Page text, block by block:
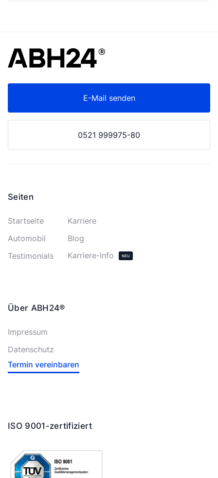
E-Mail senden
0521 999975-80
Seiten
Startseite
Automobil
Testimonials
Karriere
Blog
Karriere-Info
NEU
Über ABH24®
Impressum
Datenschutz
Termin vereinbaren
ISO 9001-zertifiziert